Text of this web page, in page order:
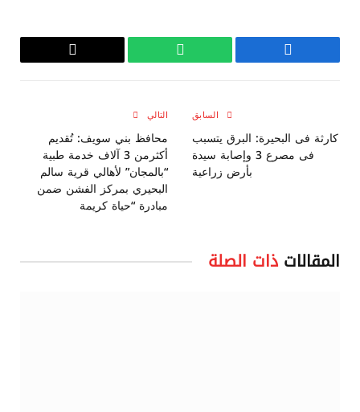
فيسبوك واتساب
Copy
السابق
كارثة فى البحيرة: البرق يتسبب
فى مصرع 3 وإصابة سيدة
بأرض زراعية
التالي
محافظ بني سويف: تُقديم
أكثرمن 3 آلاف خدمة طبية
“بالمجان” لأهالي قرية سالم
البحيري بمركز الفشن ضمن
مبادرة “حياة كريمة
المقالات ذات الصلة